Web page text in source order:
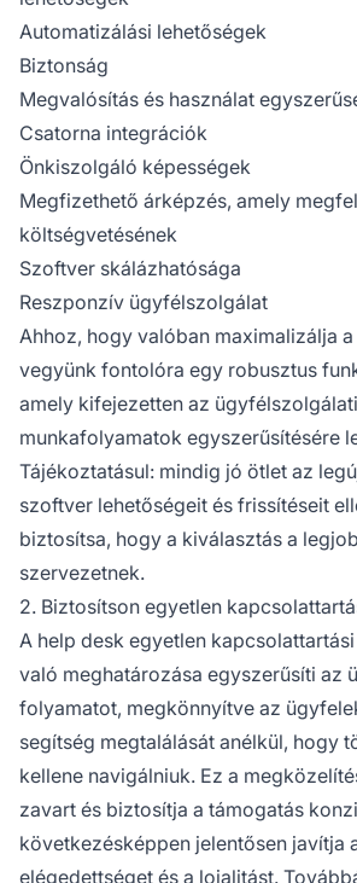
Automatizálási lehetőségek
Biztonság
Megvalósítás és használat
Csatorna integrációk
Önkiszolgáló képességek
Megfizethető árképzés, amely
költségvetésének
Szoftver skálázhatósága
Reszponzív ügyfélszolgálat
Ahhoz, hogy valóban maximalizálja
vegyünk fontolóra egy robusztus
amely kifejezetten az ügyfélszolgálati
munkafolyamatok egyszerűsítésére
Tájékoztatásul: mindig jó ötlet az
szoftver lehetőségeit és frissítéseit
biztosítsa, hogy a kiválasztás a
szervezetnek.
2. Biztosítson egyetlen
A help desk egyetlen
való meghatározása egyszerűsíti az
folyamatot, megkönnyítve az
segítség megtalálását anélkül, hogy
kellene navigálniuk. Ez a
zavart és biztosítja a támogatás
következésképpen jelentősen javítja
elégedettséget és a lojalitást.